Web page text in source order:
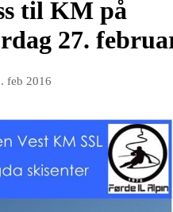
til KM på
27.
feb 2016